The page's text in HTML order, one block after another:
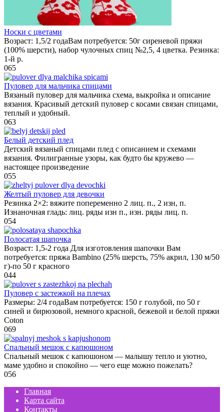
Носки с цветами
Возраст: 1,5/2 годаВам потребуется: 50г сиреневой пряжи
(100% шерсти), набор чулочных спиц №2,5, 4 цветка. Резинка:
1-й р.
065
Пуловер для мальчика спицами
Вязаный пуловер для мальчика схема, выкройка и описание
вязания. Красивый детский пуловер с косами связан спицами,
теплый и удобный.
063
Белый детский плед
Детский вязаный спицами плед с описанием и схемами
вязания. Филигранные узоры, как будто бы кружево —
настоящее произведение
055
Желтый пуловер для девочки
Резинка 2×2: вяжите попеременно 2 лиц. п., 2 изн, п.
Изнаночная гладь: лиц. ряды изн п., изн. ряды лиц. п.
054
Полосатая шапочка
Возраст: 1,5-2 года Для изготовления шапочки Вам
потребуется: пряжа Bambino (25% шерсть, 75% акрил, 130 м/50
г)-по 50 г красного
044
Пуловер с застежкой на плечах
Размеры: 2/4 годаВам потребуется: 150 г голубой, по 50 г
синей и бирюзовой, немного красной, бежевой и белой пряжи
Coton
069
Спальный мешок с капюшоном
Спальный мешок с капюшоном — малышу тепло и уютно,
маме удобно и спокойно — чего еще можно пожелать?
056
Главная
Карта сайта
Контакты